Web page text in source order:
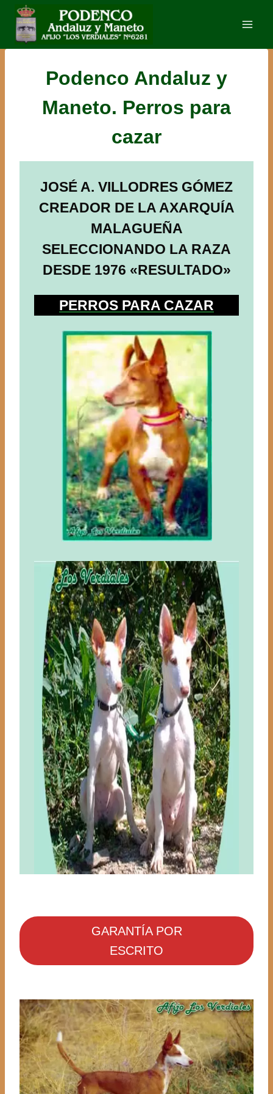
Saltar
contenido
Podenco Andaluz y
Maneto. Perros para
cazar
JOSÉ A. VILLODRES GÓMEZ
CREADOR DE LA AXARQUÍA
MALAGUEÑA
SELECCIONANDO LA RAZA
DESDE 1976 «RESULTADO»
PERROS PARA CAZAR
GARANTÍA POR
ESCRITO